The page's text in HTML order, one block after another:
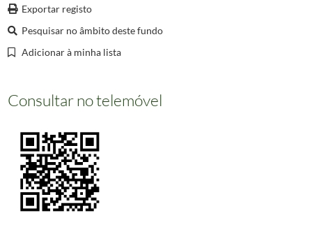
000007
Caminho -São Pedro de Penaferrim.
(...)
Exportar registo
Pesquisar no âmbito deste fundo
Adicionar à minha lista
Consultar no telemóvel